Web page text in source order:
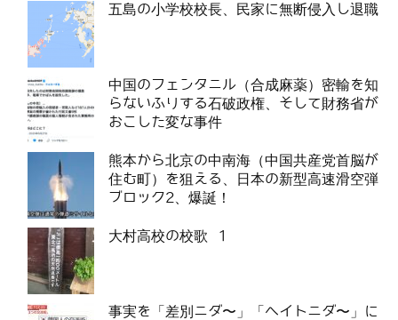
五島の小学校校長、民家に無断侵入し退職
中国のフェンタニル（合成麻薬）密輸を知
らないふりする石破政権、そして財務省が
おこした変な事件
熊本から北京の中南海（中国共産党首脳が
住む町）を狙える、日本の新型高速滑空弾
ブロック2、爆誕！
大村高校の校歌 1
事実を「差別ニダ〜」「ヘイトニダ〜」に